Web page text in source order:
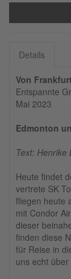
Details
Von
Entspannte
Mai 2023
Edmonton
Text: Henrike
Heute findet
vertrete SK
fliegen heute
mit Condor
dieser
finden diese
für Reise in
uns echt